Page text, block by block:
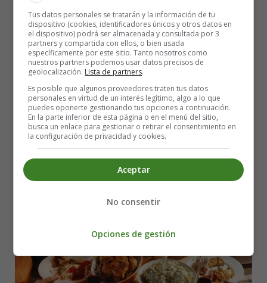
How to Make Peace with Your
Family at Christmas (Without the
Drama) 🎄✨
Tus datos personales se tratarán y la información de tu
dispositivo (cookies, identificadores únicos y otros datos en
el dispositivo) podrá ser almacenada y consultada por 3
partners y compartida con ellos, o bien usada
específicamente por este sitio. Tanto nosotros como
nuestros partners podemos usar datos precisos de
geolocalización. Lista de partners.
Es posible que algunos proveedores traten tus datos
personales en virtud de un interés legítimo, algo a lo que
puedes oponerte gestionando tus opciones a continuación.
En la parte inferior de esta página o en el menú del sitio,
busca un enlace para gestionar o retirar el consentimiento en
la configuración de privacidad y cookies.
Aceptar
No consentir
Opciones de gestión